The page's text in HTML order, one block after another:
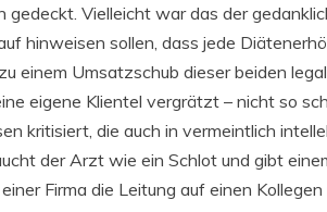
gedeckt. Vielleicht war das der
hinweisen sollen, dass jede
einem Umsatzschub dieser beiden
eigene Klientel vergrätzt – nicht so
kritisiert, die auch in vermeintlich
der Arzt wie ein Schlot und gibt
Firma die Leitung auf einen